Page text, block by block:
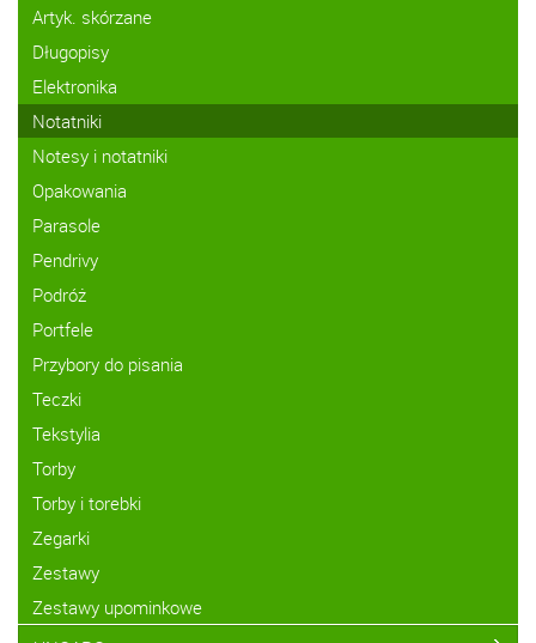
Artyk. skórzane
Długopisy
Elektronika
Notatniki
Notesy i notatniki
Opakowania
Parasole
Pendrivy
Podróż
Portfele
Przybory do pisania
Teczki
Tekstylia
Torby
Torby i torebki
Zegarki
Zestawy
Zestawy upominkowe